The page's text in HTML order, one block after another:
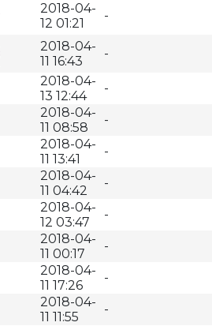
2018-04-
12 01:21
-
2018-04-
11 16:43
-
2018-04-
13 12:44
-
2018-04-
11 08:58
-
2018-04-
11 13:41
-
2018-04-
11 04:42
-
2018-04-
12 03:47
-
2018-04-
11 00:17
-
2018-04-
11 17:26
-
2018-04-
11 11:55
-